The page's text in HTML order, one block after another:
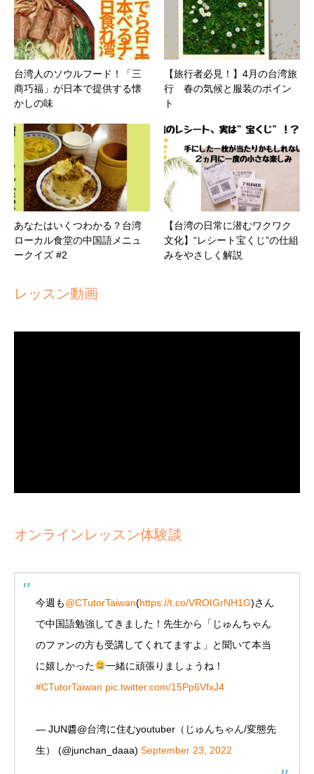
台湾人のソウルフード！「三
商巧福」が日本で提供する懐
かしの味
【旅行者必見！】4月の台湾旅
行 春の気候と服装のポイン
ト
あなたはいくつわかる？台湾
ローカル食堂の中国語メニュ
ークイズ #2
【台湾の日常に潜むワクワク
文化】“レシート宝くじ”の仕組
みをやさしく解説
レッスン動画
オンラインレッスン体験談
今週も@CTutorTaiwan(https://t.co/VROIGrNH1G)さん
で中国語勉強してきました！先生から「じゅんちゃん
のファンの方も受講してくれてますよ」と聞いて本当
に嬉しかった
一緒に頑張りましょうね！
#CTutorTaiwan pic.twitter.com/15Pp6VfxJ4
— JUN醬@台湾に住むyoutuber（じゅんちゃん/変態先
生） (@junchan_daaa) September 23, 2022